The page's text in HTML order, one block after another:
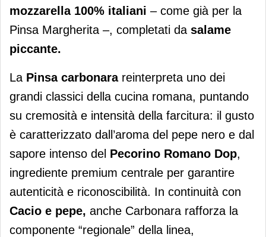
mozzarella 100% italiani – come già per la
Pinsa Margherita –, completati da salame
piccante.
La Pinsa carbonarareinterpreta uno dei
grandi classici della cucina romana, puntando
su cremosità e intensità della farcitura: il gusto
è caratterizzato dall’aroma del pepe nero e dal
sapore intenso del Pecorino Romano Dop,
ingrediente premium centrale per garantire
autenticità e riconoscibilità. In continuità con
Cacio e pepe, anche Carbonara rafforza la
componente “regionale” della linea,